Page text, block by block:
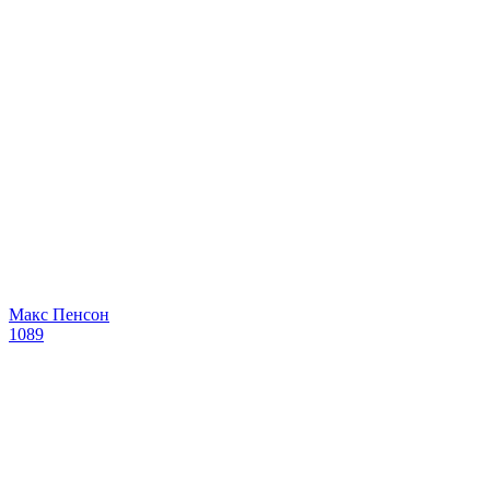
Макс Пенсон
1089